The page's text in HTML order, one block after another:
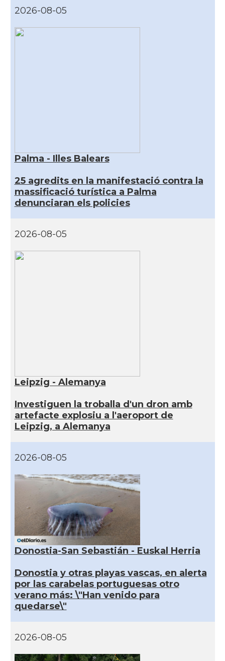
2026-08-05
Palma - Illes Balears
25 agredits en la manifestació contra la
massificació turística a Palma
denunciaran els policies
2026-08-05
Leipzig - Alemanya
Investiguen la troballa d'un dron amb
artefacte explosiu a l'aeroport de
Leipzig, a Alemanya
2026-08-05
Donostia-San Sebastián - Euskal Herria
Donostia y otras playas vascas, en alerta
por las carabelas portuguesas otro
verano más: \"Han venido para
quedarse\"
2026-08-05